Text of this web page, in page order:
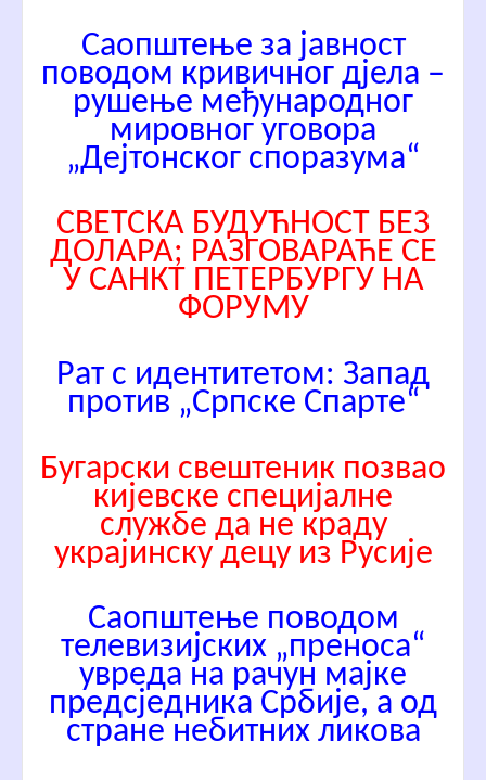
Саопштење за јавност
поводом кривичног дјела –
рушење међународног
мировног уговора
„Дејтонског споразума“
СВЕТСКА БУДУЋНОСТ БЕЗ
ДОЛАРА; РАЗГОВАРАЋЕ СЕ
У САНКТ ПЕТЕРБУРГУ НА
ФОРУМУ
Рат с идентитетом: Запад
против „Српске Спарте“
Бугарски свештеник позвао
кијевске специјалне
службе да не краду
украјинску децу из Русије
Саопштење поводом
телевизијских „преноса“
увреда на рачун мајке
предсједника Србије, а од
стране небитних ликова